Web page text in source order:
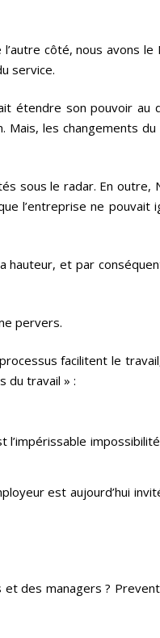
côté, nous avons
service.
étendre son pouvoir au
les changements
sous le radar. En
l’entreprise ne pouvait
et par
pervers.
facilitent le
du travail » :
est aujourd’hui
des managers ?